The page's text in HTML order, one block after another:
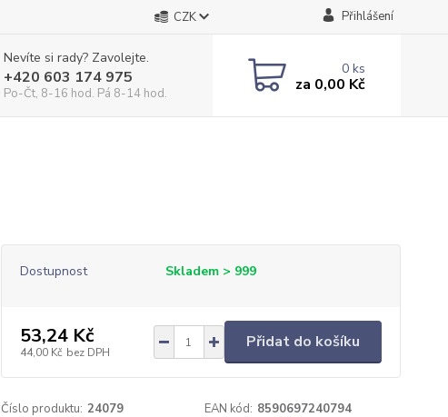
CZK Přihlášení
Nevíte si rady? Zavolejte.
+420 603 174 975
Po-Čt, 8-16 hod. Pá 8-14 hod.
0ks
za 0,00 Kč
Dostupnost Skladem > 999
53,24 Kč
44,00 Kč bez DPH
Přidat do košíku
Číslo produktu: 24079 EAN kód: 8590697240794